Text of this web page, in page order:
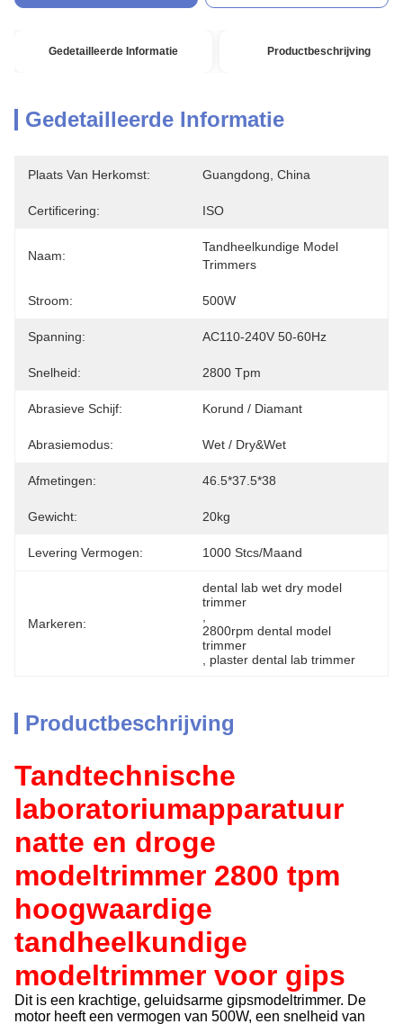
Gedetailleerde Informatie Productbeschrijving
Gedetailleerde Informatie
Plaats Van Herkomst: Guangdong, China
Certificering: ISO
Naam:
Tandheelkundige Model
Trimmers
Stroom: 500W
Spanning: AC110-240V 50-60Hz
Snelheid: 2800 Tpm
Abrasieve Schijf: Korund / Diamant
Abrasiemodus: Wet / Dry&Wet
Afmetingen: 46.5*37.5*38
Gewicht: 20kg
Levering Vermogen: 1000 Stcs/maand
Markeren:
dental lab wet dry model
trimmer
2800rpm dental model
trimmer
plaster dental lab trimmer
Productbeschrijving
Tandtechnische
laboratoriumapparatuur
natte en droge
modeltrimmer 2800 tpm
hoogwaardige
tandheelkundige
modeltrimmer voor gips
Dit is een krachtige, geluidsarme gipsmodeltrimmer. De
motor heeft een vermogen van 500W, een snelheid van